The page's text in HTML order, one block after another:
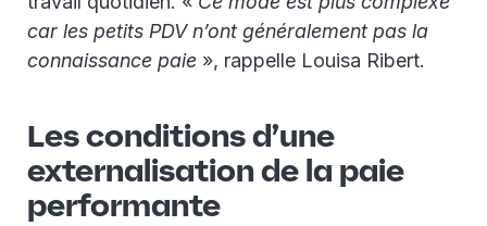
car les petits PDV n’ont généralement pas la
connaissance paie », rappelle Louisa Ribert.
Les conditions d’une
externalisation de la paie
performante